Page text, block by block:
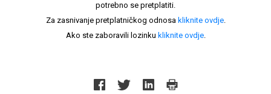
potrebno se pretplatiti.
Za zasnivanje pretplatničkog odnosa kliknite ovdje.
Ako ste zaboravili lozinku kliknite ovdje.